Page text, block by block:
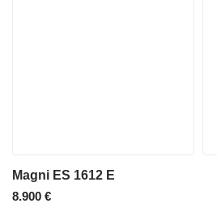
Magni ES 1612 E
8.900 €